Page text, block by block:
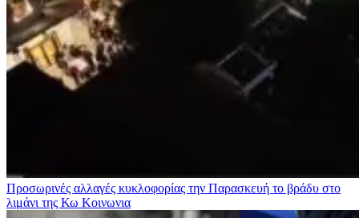
Προσωρινές αλλαγές κυκλοφορίας την Παρασκευή το βράδυ στο
λιμάνι της Κω Κοινωνια